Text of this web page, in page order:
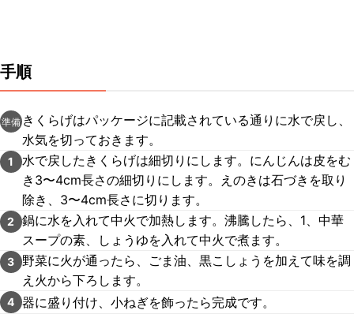
手順
準備 きくらげはパッケージに記載されている通りに水で戻し、
水気を切っておきます。
1
水で戻したきくらげは細切りにします。にんじんは皮をむ
き3〜4cm長さの細切りにします。えのきは石づきを取り
除き、3〜4cm長さに切ります。
2
鍋に水を入れて中火で加熱します。沸騰したら、1、中華
スープの素、しょうゆを入れて中火で煮ます。
3 野菜に火が通ったら、ごま油、黒こしょうを加えて味を調
え火から下ろします。
4 器に盛り付け、小ねぎを飾ったら完成です。